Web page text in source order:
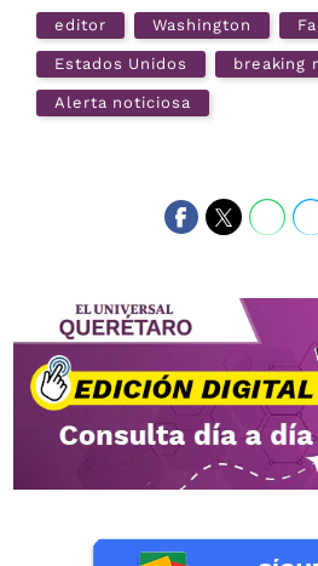
editor Washington
Estados Unidos breaking
Alerta noticiosa